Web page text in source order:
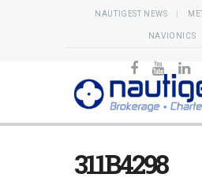
NAUTIGEST NEWS
NAVIONICS
311B4298